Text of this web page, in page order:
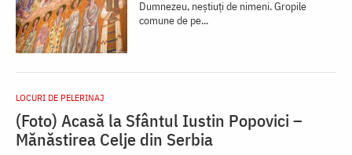
Dumnezeu, neștiuți de nimeni. Gropile
comune de pe...
LOCURI DE PELERINAJ
(Foto) Acasă la Sfântul Iustin Popovici –
Mănăstirea Celje din Serbia